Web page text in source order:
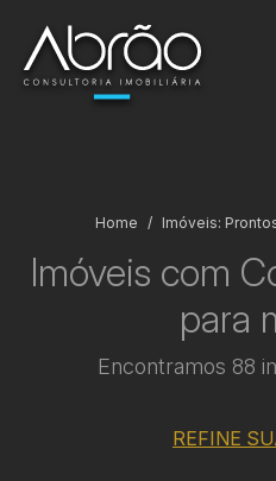
Home Imóveis:
Imóveis com
para
Encontramos 88
REFINE